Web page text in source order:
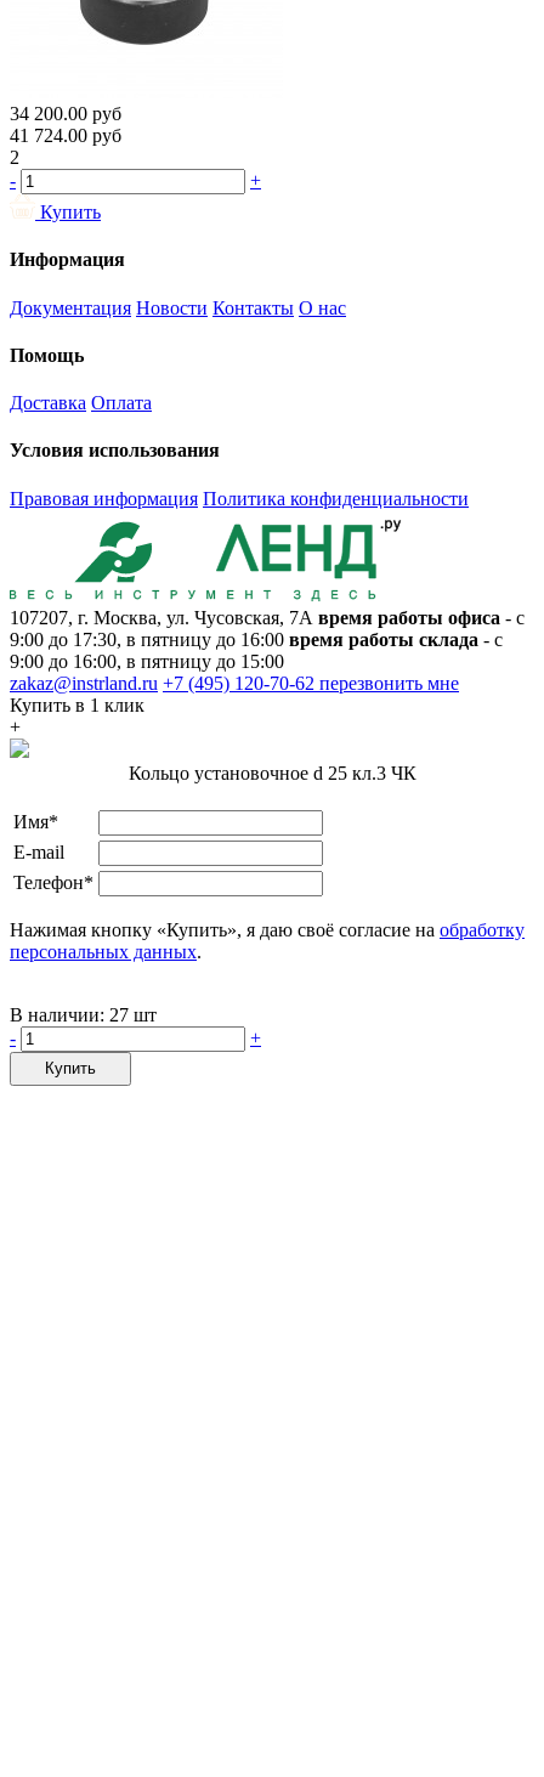
34 200.00 руб
41 724.00 руб
2
-
+
Купить
Информация
Документация Новости Контакты О нас
Помощь
Доставка Оплата
Условия использования
Правовая информация Политика конфиденциальности
107207, г. Москва, ул. Чусовская, 7А время работы офиса - с
9:00 до 17:30, в пятницу до 16:00 время работы склада - с
9:00 до 16:00, в пятницу до 15:00
zakaz@instrland.ru +7 (495) 120-70-62 перезвонить мне
Купить в 1 клик
+
Кольцо установочное d 25 кл.3 ЧК
Имя*
E-mail
Телефон*
Нажимая кнопку «Купить», я даю своё согласие на обработку
персональных данных.
В наличии: 27 шт
-
+
Купить